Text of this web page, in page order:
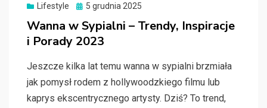
Lifestyle
Posted
5 grudnia 2025
Wanna w Sypialni – Trendy, Inspiracje
i Porady 2023
Jeszcze kilka lat temu wanna w sypialni brzmiała
jak pomysł rodem z hollywoodzkiego filmu lub
kaprys ekscentrycznego artysty. Dziś? To trend,